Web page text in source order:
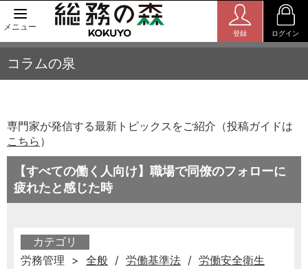
メニュー
登録 ログイン
コラムの泉
専門家が発信する最新トピックスをご紹介（投稿ガイドは
こちら ）
【すべての働く人向け】職場で同僚のフォローに
疲れたと感じた時
カテゴリ
労務管理 > 全般 / 労働基準法 / 労働安全衛生